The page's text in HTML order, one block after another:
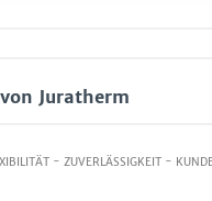
Juratherm
- ZUVERLÄSSIGKEIT -